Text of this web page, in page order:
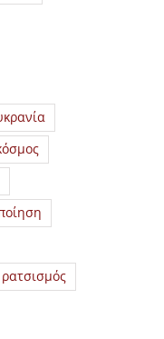
ρατσισμός